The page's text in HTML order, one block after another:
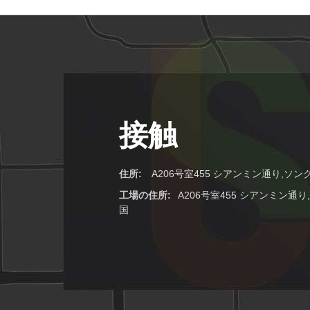
接触
住所:
A206号室455 シアンミン通り,ソン
工場の住所:
A206号室455 シアンミン通
国